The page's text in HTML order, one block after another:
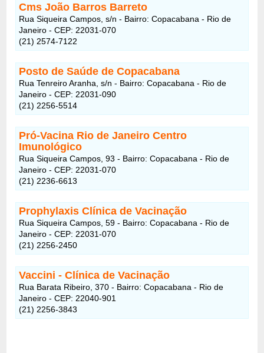
Cms João Barros Barreto
Rua Siqueira Campos, s/n - Bairro: Copacabana - Rio de
Janeiro - CEP: 22031-070
(21) 2574-7122
Posto de Saúde de Copacabana
Rua Tenreiro Aranha, s/n - Bairro: Copacabana - Rio de
Janeiro - CEP: 22031-090
(21) 2256-5514
Pró-Vacina Rio de Janeiro Centro
Imunológico
Rua Siqueira Campos, 93 - Bairro: Copacabana - Rio de
Janeiro - CEP: 22031-070
(21) 2236-6613
Prophylaxis Clínica de Vacinação
Rua Siqueira Campos, 59 - Bairro: Copacabana - Rio de
Janeiro - CEP: 22031-070
(21) 2256-2450
Vaccini - Clínica de Vacinação
Rua Barata Ribeiro, 370 - Bairro: Copacabana - Rio de
Janeiro - CEP: 22040-901
(21) 2256-3843